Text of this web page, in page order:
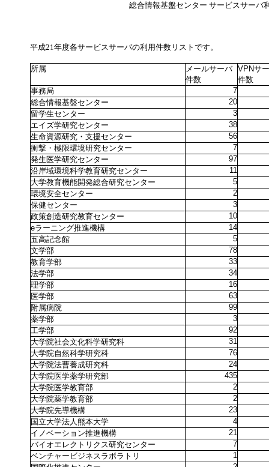
総合情報基盤センター サービスサーバ
平成21年度各サービスサーバの利用件数リストです。
所属
メールサーバ
件数
VPNサ
件数
事務局
7
総合情報基盤センター
20
留学生センター
3
エイズ学研究センター
38
生命資源研究・支援センター
56
衝撃・極限環境研究センター
7
発生医学研究センター
97
沿岸域環境科学教育研究センター
11
大学教育機能開発総合研究センター
5
環境安全センター
2
保健センター
3
政策創造研究教育センター
10
eラーニング推進機構
14
五高記念館
5
文学部
78
教育学部
33
法学部
34
理学部
16
医学部
63
附属病院
99
薬学部
3
工学部
92
大学院社会文化科学研究科
31
大学院自然科学研究科
76
大学院法曹養成研究科
24
大学院医学薬学研究部
435
大学院医学教育部
2
大学院薬学教育部
2
大学院先導機構
23
国立大学法人熊本大学
4
イノベーション推進機構
21
バイオエレクトリクス研究センター
7
ベンチャービジネスラボラトリ
1